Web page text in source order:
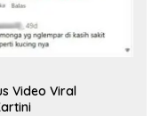
Video Viral